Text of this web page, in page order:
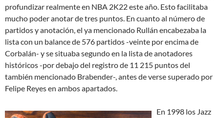
profundizar realmente en NBA 2K22 este año. Esto facilitaba
mucho poder anotar de tres puntos. En cuanto al número de
partidos y anotación, el ya mencionado Rullán encabezaba la
lista con un balance de 576 partidos -veinte por encima de
Corbalán- y se situaba segundo en la lista de anotadores
históricos -por debajo del registro de 11 215 puntos del
también mencionado Brabender-, antes de verse superado por
Felipe Reyes en ambos apartados.
En 1998 los Jazz